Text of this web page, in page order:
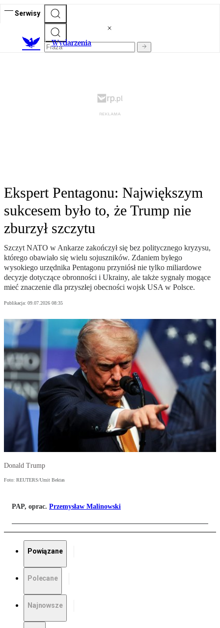
Serwisy
Wydarzenia
Ekspert Pentagonu: Największym
sukcesem było to, że Trump nie
zburzył szczytu
Szczyt NATO w Ankarze zakończył się bez politycznego kryzysu,
którego obawiało się wielu sojuszników. Zdaniem byłego
wysokiego urzędnika Pentagonu przyniósł nie tylko miliardowe
decyzje dotyczące obronności i Ukrainy, ale także sygnały mogące
mieć znaczenie dla przyszłej obecności wojsk USA w Polsce.
Publikacja: 09.07.2026 08:35
Donald Trump
Foto: REUTERS/Umit Bektas
PAP, oprac. Przemysław Malinowski
Powiązane
Polecane
Najnowsze